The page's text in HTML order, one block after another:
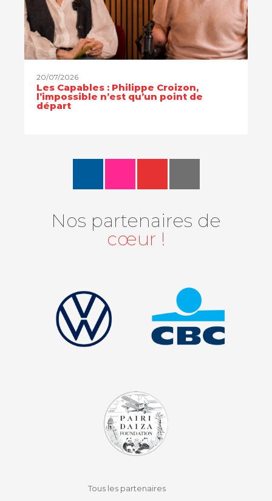
20/07/2026
Les Capables : Philippe Croizon,
l’impossible n’est qu’un point de
départ
Nos partenaires de
cœur !
Tous les partenaires